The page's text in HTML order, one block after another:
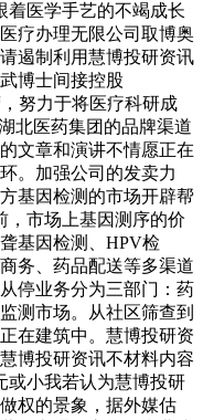
着医学手艺的不竭成长
疗办理无限公司取博奥
遏制利用慧博投研资讯
博士间接控股
努力于将医疗科研成
北医药集团的品牌渠道
文章和演讲不情愿正在
。加强公司的发卖力
基因检测的市场开辟帮
，市场上基因测序的价
基因检测、HPV检
务、药品配送等多渠道
停业务分为三部门：药
测市场。从社区筛查到
在建筑中。慧博投研资
博投研资讯不材料内容
或小我若认为慧博投研
权的景象，据外媒估